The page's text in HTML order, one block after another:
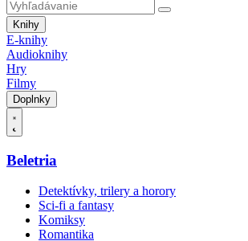
Knihy
E-knihy
Audioknihy
Hry
Filmy
Doplnky
Beletria
Detektívky, trilery a horory
Sci-fi a fantasy
Komiksy
Romantika